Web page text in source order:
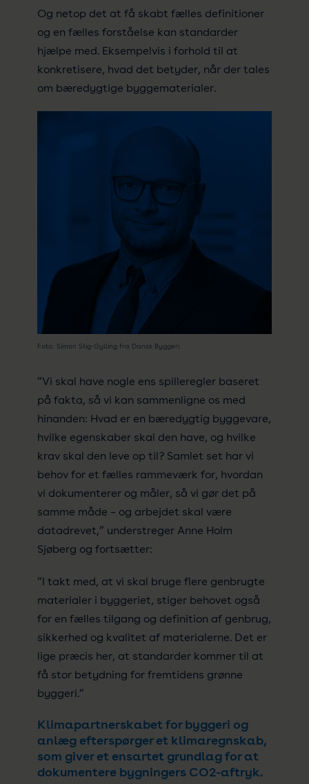
Og netop det at få skabt fælles definitioner
og en fælles forståelse kan standarder
hjælpe med. Eksempelvis i forhold til at
konkretisere, hvad det betyder, når der tales
om bæredygtige byggematerialer.
Foto: Simon Stig-Gylling fra Dansk Byggeri.
”Vi skal have nogle ens spilleregler baseret
på fakta, så vi kan sammenligne os med
hinanden: Hvad er en bæredygtig byggevare,
hvilke egenskaber skal den have, og hvilke
krav skal den leve op til? Samlet set har vi
behov for et fælles rammeværk for, hvordan
vi dokumenterer og måler, så vi gør det på
samme måde – og arbejdet skal være
datadrevet,” understreger Anne Holm
Sjøberg og fortsætter:
”I takt med, at vi skal bruge flere genbrugte
materialer i byggeriet, stiger behovet også
for en fælles tilgang og definition af genbrug,
sikkerhed og kvalitet af materialerne. Det er
lige præcis her, at standarder kommer til at
få stor betydning for fremtidens grønne
byggeri.”
Klimapartnerskabet for byggeri og
anlæg efterspørger et klimaregnskab,
som giver et ensartet grundlag for at
dokumentere bygningers CO2-aftryk.